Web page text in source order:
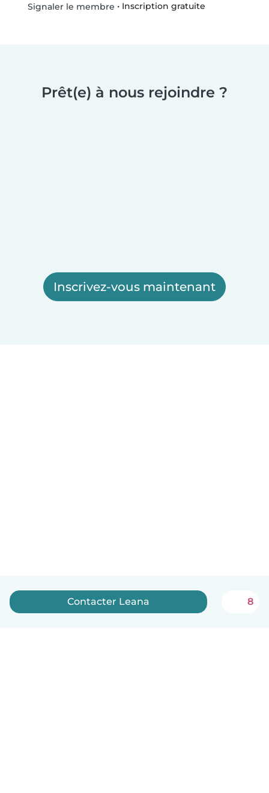
Signaler le membre • Inscription gratuite
Prêt(e) à nous rejoindre ?
Inscrivez-vous maintenant
Contacter Leana 8